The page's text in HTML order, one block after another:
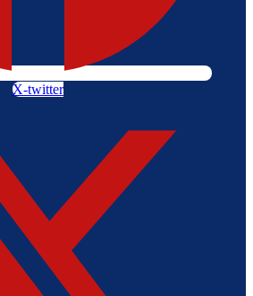
X-twitter